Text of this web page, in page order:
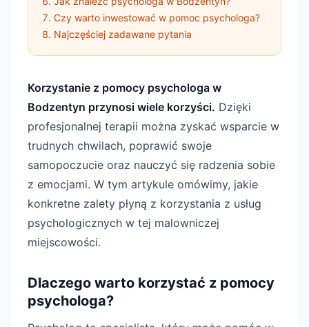
Czy warto inwestować w pomoc psychologa?
Najczęściej zadawane pytania
Korzystanie z pomocy psychologa w
Bodzentyn przynosi wiele korzyści. Dzięki
profesjonalnej terapii można zyskać wsparcie w
trudnych chwilach, poprawić swoje
samopoczucie oraz nauczyć się radzenia sobie
z emocjami. W tym artykule omówimy, jakie
konkretne zalety płyną z korzystania z usług
psychologicznych w tej malowniczej
miejscowości.
Dlaczego warto korzystać z pomocy
psychologa?